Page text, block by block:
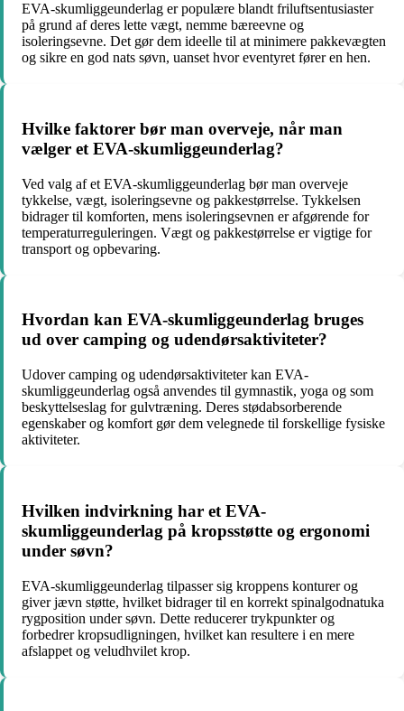
EVA-skumliggeunderlag er populære blandt friluftsentusiaster
på grund af deres lette vægt, nemme bæreevne og
isoleringsevne. Det gør dem ideelle til at minimere pakkevægten
og sikre en god nats søvn, uanset hvor eventyret fører en hen.
Hvilke faktorer bør man overveje, når man
vælger et EVA-skumliggeunderlag?
Ved valg af et EVA-skumliggeunderlag bør man overveje
tykkelse, vægt, isoleringsevne og pakkestørrelse. Tykkelsen
bidrager til komforten, mens isoleringsevnen er afgørende for
temperaturreguleringen. Vægt og pakkestørrelse er vigtige for
transport og opbevaring.
Hvordan kan EVA-skumliggeunderlag bruges
ud over camping og udendørsaktiviteter?
Udover camping og udendørsaktiviteter kan EVA-
skumliggeunderlag også anvendes til gymnastik, yoga og som
beskyttelseslag for gulvtræning. Deres stødabsorberende
egenskaber og komfort gør dem velegnede til forskellige fysiske
aktiviteter.
Hvilken indvirkning har et EVA-
skumliggeunderlag på kropsstøtte og ergonomi
under søvn?
EVA-skumliggeunderlag tilpasser sig kroppens konturer og
giver jævn støtte, hvilket bidrager til en korrekt spinalgodnatuka
rygposition under søvn. Dette reducerer trykpunkter og
forbedrer kropsudligningen, hvilket kan resultere i en mere
afslappet og veludhvilet krop.